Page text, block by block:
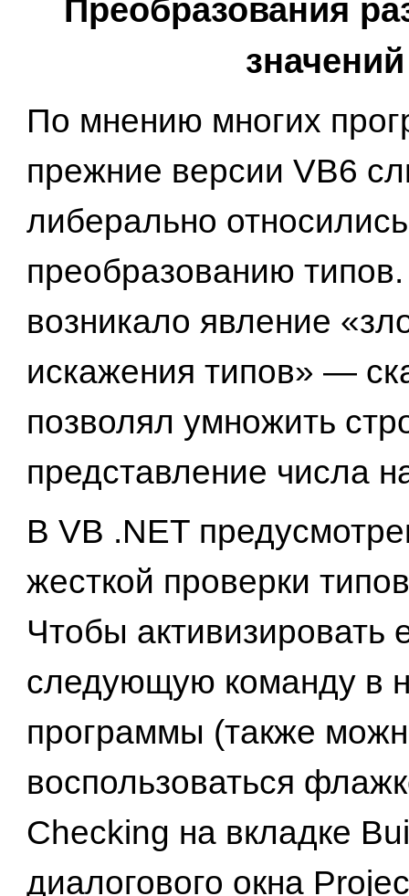
Преобразования
значений
По мнению многих
прежние версии VB6
либерально
преобразованию типов.
возникало явление
искажения типов» —
позволял умножить
представление числа
В VB .NET
жесткой проверки
Чтобы активизировать
следующую команду в
программы (также
воспользоваться
Checking на вкладке
диалогового окна